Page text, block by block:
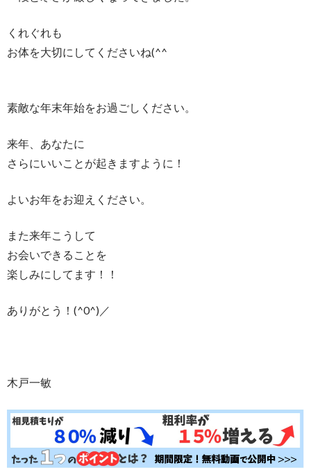
くれぐれも
お体を大切にしてくださいね(^^
素敵な年末年始をお過ごしください。
来年、あなたに
さらにいいことが起きますように！
よいお年をお迎えください。
また来年こうして
お会いできることを
楽しみにしてます！！
ありがとう！(^0^)／
木戸一敏